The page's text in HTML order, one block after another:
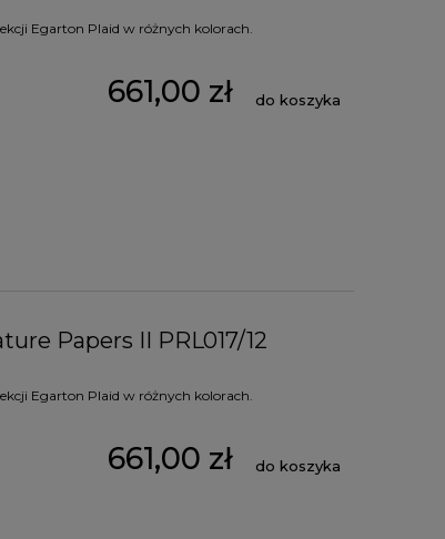
Egarton Plaid w różnych kolorach.
661,00 zł do koszyka
Papers II PRL017/12
Egarton Plaid w różnych kolorach.
661,00 zł do koszyka